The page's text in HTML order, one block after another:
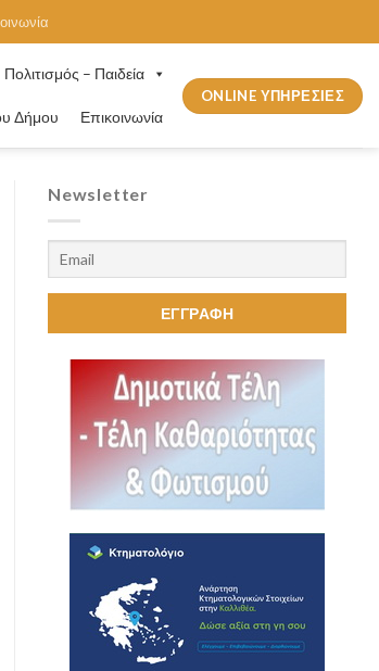
Πολιτισμός – Παιδεία
Δήμου Επικοινωνία
ONLINE ΥΠΗΡΕΣΙΕΣ
Newsletter